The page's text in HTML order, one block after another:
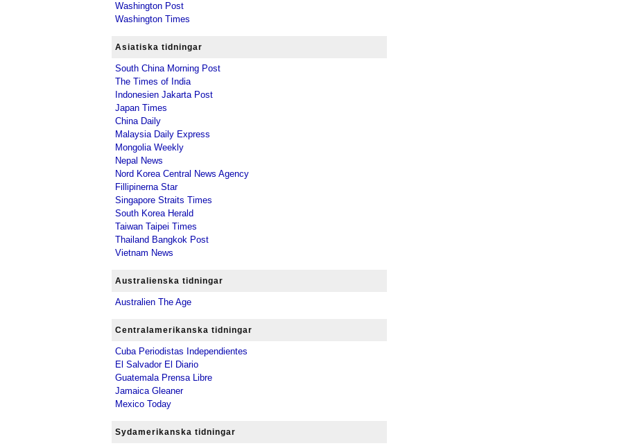
Washington Post
Washington Times
Asiatiska tidningar
South China Morning Post
The Times of India
Indonesien Jakarta Post
Japan Times
China Daily
Malaysia Daily Express
Mongolia Weekly
Nepal News
Nord Korea Central News Agency
Fillipinerna Star
Singapore Straits Times
South Korea Herald
Taiwan Taipei Times
Thailand Bangkok Post
Vietnam News
Australienska tidningar
Australien The Age
Centralamerikanska tidningar
Cuba Periodistas Independientes
El Salvador El Diario
Guatemala Prensa Libre
Jamaica Gleaner
Mexico Today
Sydamerikanska tidningar